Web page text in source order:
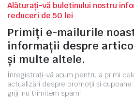
Alăturați-vă buletinului nostru
reduceri de 50 lei
Primiți e-mailurile
informații despre
și multe altele.
Înregistrați-vă acum pentru a primi
actualizări despre promoții și cupoane.
griji, nu trimitem spam!